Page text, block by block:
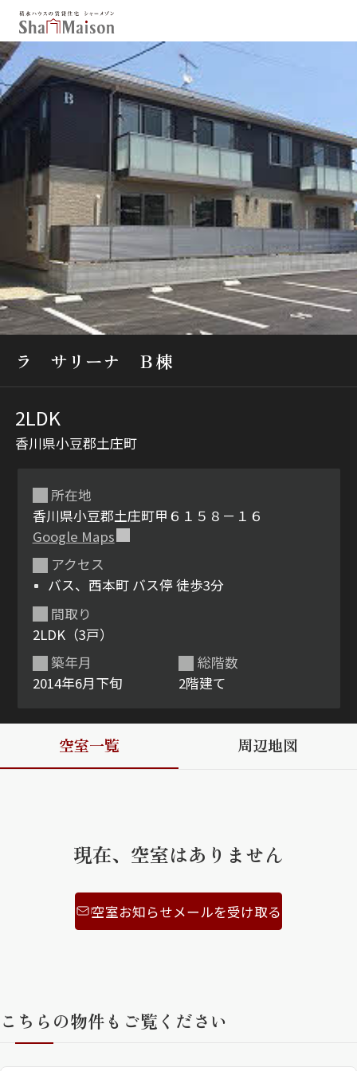
保存した条件
お気に入り
新着メール設定
最近見た物件
北海道 東北
関東
中部
関西
中国・四国
九州
市区郡・路線・駅から探す
通勤・通学時間から探す
地図から探す
人気のカテゴリから探す
シャーメゾンとは
シャーメゾンセレクショ
ルームツアー
ShaMaison STYLE
自立型サービス付き・シニア向け
お問い合わせ・よくある質問
ラ サリーナ Ｂ棟
2LDK
香川県小豆郡土庄町
所在地
香川県小豆郡土庄町甲６１５８－１６
Google Maps
アクセス
バス、西本町 バス停 徒歩3分
築年月
2014年6月下旬
間取り
2LDK（3戸）
総階数
2階建て
空室一覧 周辺地図
現在、空室はありません
空室お知らせメールを受け取る
こちらの物件もご覧ください